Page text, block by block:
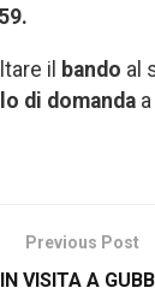
il bando al
di domanda
Previous Post
VISITA A